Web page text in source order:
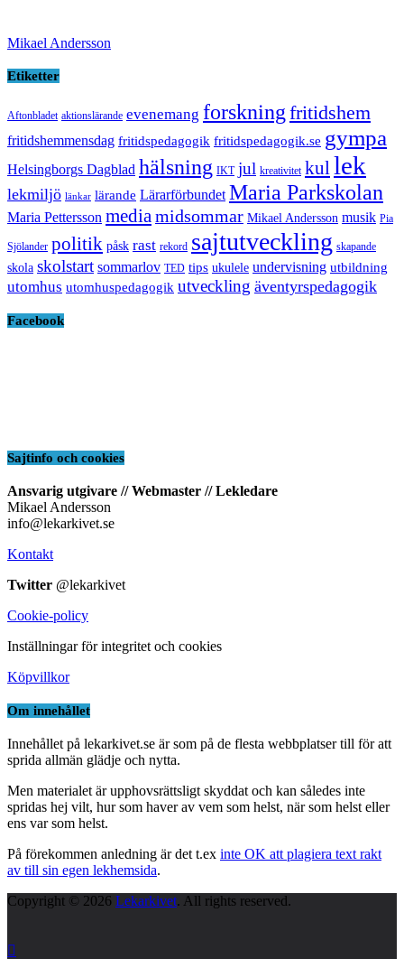
Mikael Andersson
Etiketter
Aftonbladet aktionslärande evenemang forskning fritidshem
fritidshemmensdag fritidspedagogik fritidspedagogik.se gympa
Helsingborgs Dagblad hälsning IKT jul kreativitet kul lek
lekmiljö länkar lärande Lärarförbundet Maria Parkskolan
Maria Pettersson media midsommar Mikael Andersson musik Pia
Sjölander politik påsk rast rekord sajtutveckling skapande
skola skolstart sommarlov TED tips ukulele undervisning utbildning
utomhus utomhuspedagogik utveckling äventyrspedagogik
Facebook
Sajtinfo och cookies
Ansvarig utgivare // Webmaster // Lekledare
Mikael Andersson
info@lekarkivet.se
Kontakt
Twitter @lekarkivet
Cookie-policy
Inställningar för integritet och cookies
Köpvillkor
Om innehållet
Innehållet på lekarkivet.se är som på de flesta webbplatser till för att
sprida allmän glädje och nytta.
Men materialet är upphovsrättsligt skyddat och kan således inte
spridas hej vilt, hur som haver av vem som helst, när som helst eller
ens var som helst.
På förekommen anledning är det t.ex inte OK att plagiera text rakt
av till sin egen lekhemsida.
Copyright © 2026 Lekarkivet. All rights reserved.